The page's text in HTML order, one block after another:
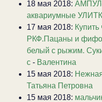
18 мая 2018:
аквариумные
17 мая 2018: Купить
РКФ.Пацаны и
белый с рыжим.
с - Валентина
15 мая 2018:
Татьяна Петровна
15 мая 2018: